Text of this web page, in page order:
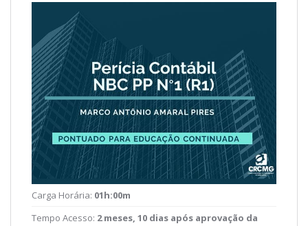
Carga Horária: 01h:00m
Tempo Acesso: 2 meses, 10 dias após aprovação da